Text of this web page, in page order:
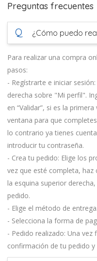
Preguntas frecuentes
Q ¿Cómo puedo
Para realizar una compra
pasos:
- Regístrarte e iniciar
derecha sobre "Mi perfil".
en “Validar”, si es la
ventana para que
lo contrario ya tienes
introducir tu contraseña.
- Crea tu pedido: Elige los
vez que esté completa,
la esquina superior
pedido.
- Elige el método de entrega.
- Selecciona la forma de
- Pedido realizado: Una
confirmación de tu pedido